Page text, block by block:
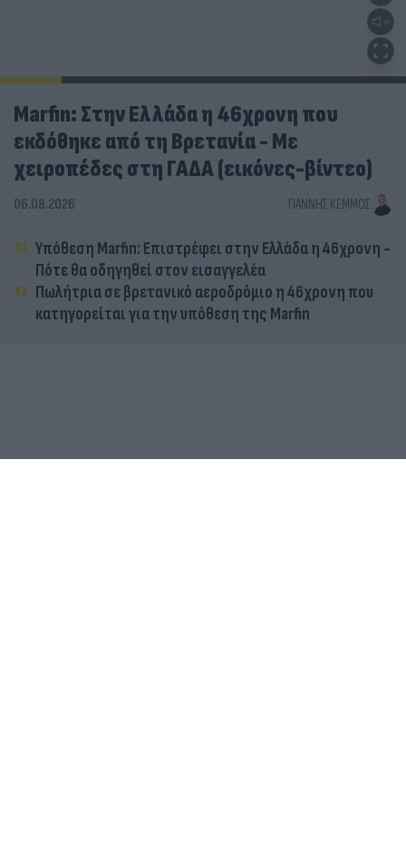
Marfin: Στην Ελλάδα η 46χρονη που
εκδόθηκε από τη Βρετανία - Με
χειροπέδες στη ΓΑΔΑ (εικόνες-βίντεο)
06.08.2026 ΓΙΆΝΝΗΣ ΚΈΜΜΟΣ
Υπόθεση Marfin: Επιστρέφει στην Ελλάδα η 46χρονη -
Πότε θα οδηγηθεί στον εισαγγελέα
Πωλήτρια σε βρετανικό αεροδρόμιο η 46χρονη που
κατηγορείται για την υπόθεση της Marfin